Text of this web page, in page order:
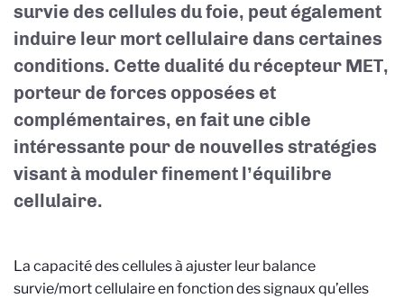
survie des cellules du foie, peut également
induire leur mort cellulaire dans certaines
conditions. Cette dualité du récepteur MET,
porteur de forces opposées et
complémentaires, en fait une cible
intéressante pour de nouvelles stratégies
visant à moduler finement l’équilibre
cellulaire.
La capacité des cellules à ajuster leur balance
survie/mort cellulaire en fonction des signaux qu’elles